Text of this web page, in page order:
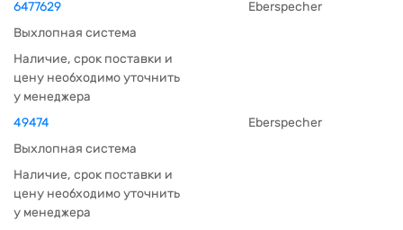
6477629
Eberspecher
Выхлопная система
Наличие, срок поставки и
цену необходимо уточнить
у менеджера
49474
Eberspecher
Выхлопная система
Наличие, срок поставки и
цену необходимо уточнить
у менеджера